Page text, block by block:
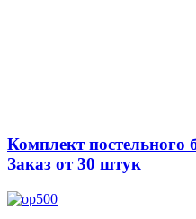
Комплект постельного
Заказ от 30 штук